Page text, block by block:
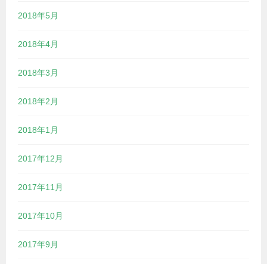
2018年5月
2018年4月
2018年3月
2018年2月
2018年1月
2017年12月
2017年11月
2017年10月
2017年9月